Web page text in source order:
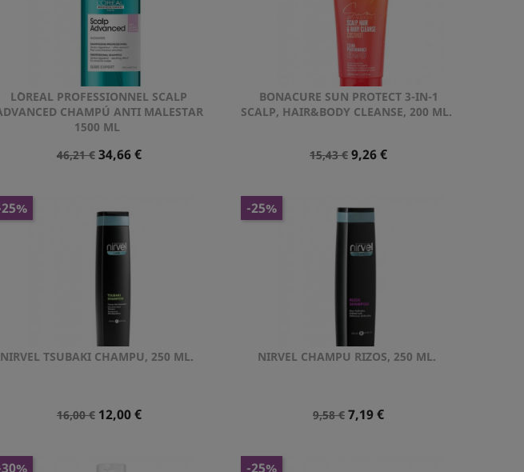
L´OREAL PROFESSIONNEL SCALP
CHAMPÚ ANTI MALESTAR
1500 ML
Precio
46,21 € Precio
34,66 €
Vista rápida
BONACURE SUN PROTECT 3-IN-1
SCALP, HAIR&BODY CLEANSE, 200 ML.
Precio
15,43 € Precio
9,26 €
Vista rápida
NIRVEL TSUBAKI CHAMPU, 250 ML.
Precio
16,00 € Precio
12,00 €
Vista rápida NIRVEL CHAMPU RIZOS, 250 ML.
Precio
9,58 € Precio
7,19 €
-25%
Vista rápida
-25%